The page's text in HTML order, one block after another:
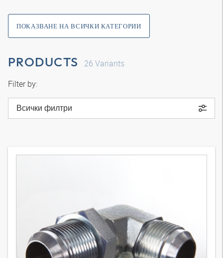
ПОКАЗВАНЕ НА ВСИЧКИ КАТЕГОРИИ
PRODUCTS 26 Variants
Filter by:
Всички филтри